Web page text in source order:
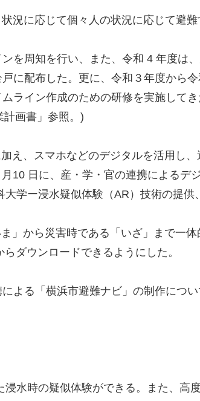
に応じて個々人の状況に応じて避難
を周知を行い、また、令和 4 年度は
に配布した。更に、令和３年度から
ライン作成のための研修を実施してき
画書」参照。)
え、スマホなどのデジタルを活用し
10 日に、産・学・官の連携による
学ー浸水疑似体験（AR）技術の提供
」から災害時である「いざ」まで一
ダウンロードできるようにした。
よる「横浜市避難ナビ」の制作に
水時の疑似体験ができる。また、高